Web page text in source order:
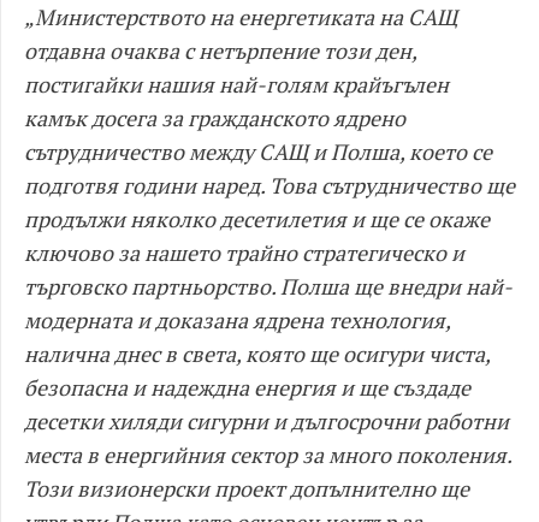
„Министерството на енергетиката на САЩ
отдавна очаква с нетърпение този ден,
постигайки нашия най-голям крайъгълен
камък досега за гражданското ядрено
сътрудничество между САЩ и Полша, което се
подготвя години наред. Това сътрудничество ще
продължи няколко десетилетия и ще се окаже
ключово за нашето трайно стратегическо и
търговско партньорство. Полша ще внедри най-
модерната и доказана ядрена технология,
налична днес в света, която ще осигури чиста,
безопасна и надеждна енергия и ще създаде
десетки хиляди сигурни и дългосрочни работни
места в енергийния сектор за много поколения.
Този визионерски проект допълнително ще